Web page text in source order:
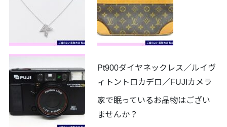
Pt900ダイヤネックレス／ルイヴ
ィトントロカデロ／FUJIカメラ
家で眠っているお品物はござい
ませんか？